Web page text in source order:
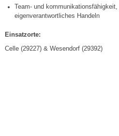
Team- und
eigenverantwortliches Handeln
Einsatzorte:
Celle (29227) & Wesendorf (29392)